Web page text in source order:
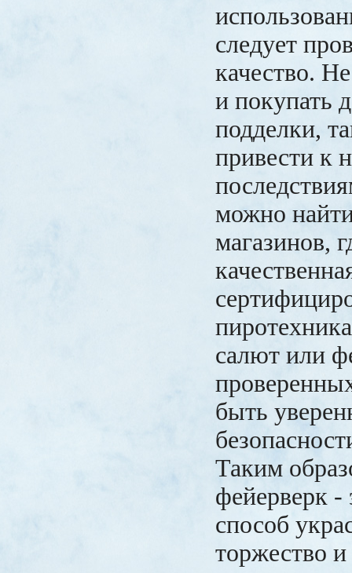
следует
качество.
и покупать
подделки,
привести к
можно
магазинов,
салют или
быть
Таким
фейерверк -
способ
торжество и